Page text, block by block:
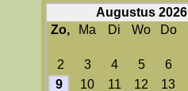
Augustus 2026
Zo,
Ma Di Wo Do
2
3 4 5 6
9
10 11 12 13